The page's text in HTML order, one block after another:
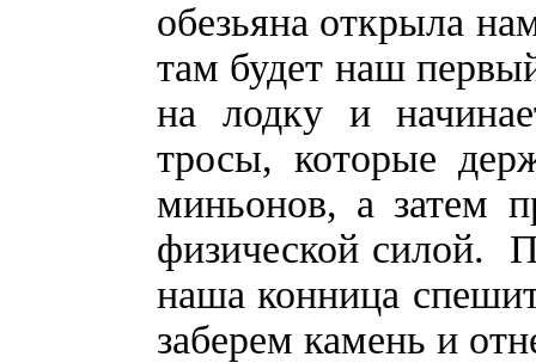
обезьяна открыла
там будет наш
на лодку и
тросы, которые
миньонов, а затем
физической силой.
наша конница
заберем камень и